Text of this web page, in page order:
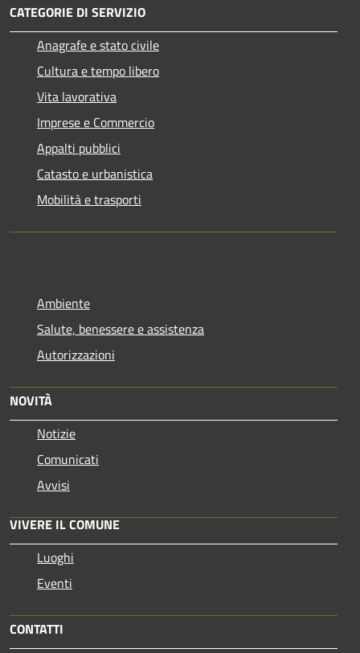
CATEGORIE DI SERVIZIO
Anagrafe e stato civile
Cultura e tempo libero
Vita lavorativa
Imprese e Commercio
Appalti pubblici
Catasto e urbanistica
Mobilità e trasporti
Ambiente
Salute, benessere e assistenza
Autorizzazioni
NOVITÀ
Notizie
Comunicati
Avvisi
VIVERE IL COMUNE
Luoghi
Eventi
CONTATTI